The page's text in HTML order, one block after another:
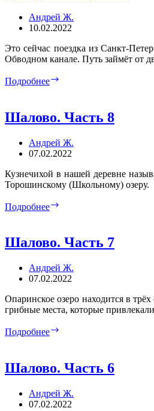
Андрей Ж.
10.02.2022
Это сейчас поездка из Санкт-
Обводном канале. Путь займёт от
Подробнее
обратно
Шалово. Часть 8
Андрей Ж.
07.02.2022
Кузнечихой в нашей деревне
Торошинскому (Школьному) озеру.
Подробнее
Шалово. Часть 7
Андрей Ж.
07.02.2022
Опаринское озеро находится в
грибные места, которые
Подробнее
Шалово. Часть 6
Андрей Ж.
07.02.2022